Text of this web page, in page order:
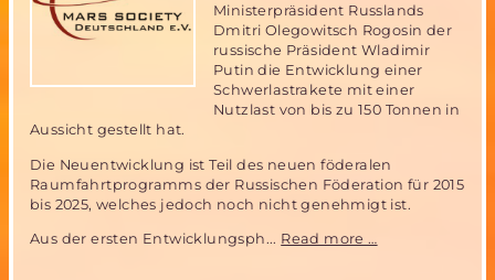
Ministerpräsident Russlands
Dmitri Olegowitsch Rogosin der
russische Präsident Wladimir
Putin die Entwicklung einer
Schwerlastrakete mit einer
Nutzlast von bis zu 150 Tonnen in
Aussicht gestellt hat.
Die Neuentwicklung ist Teil des neuen föderalen
Raumfahrtprogramms der Russischen Föderation für 2015
bis 2025, welches jedoch noch nicht genehmigt ist.
Aus der ersten Entwicklungsph... Read more …